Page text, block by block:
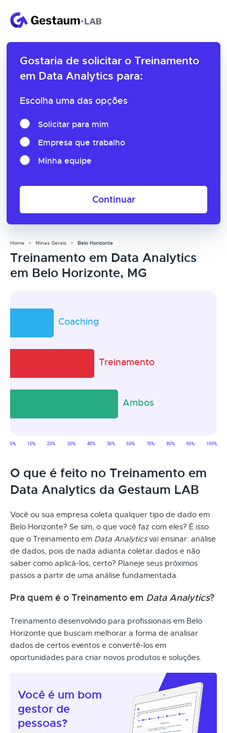
Gostaria de solicitar o Treinamento
em Data Analytics para:
Escolha uma das opções
Solicitar para mim
Empresa que trabalho
Minha equipe
Continuar
Home Minas Gerais Belo Horizonte
Treinamento em Data Analytics
em Belo Horizonte, MG
O que é feito no Treinamento em
Data Analytics da Gestaum LAB
Você ou sua empresa coleta qualquer tipo de dado em
Belo Horizonte? Se sim, o que você faz com eles? É isso
que o Treinamento em Data Analyticsvai ensinar: análise
de dados, pois de nada adianta coletar dados e não
saber como aplicá-los, certo? Planeje seus próximos
passos a partir de uma análise fundamentada.
Pra quem é o Treinamento em Data Analytics?
Treinamento desenvolvido para profissionais em Belo
Horizonte que buscam melhorar a forma de analisar
dados de certos eventos e convertê-los em
oportunidades para criar novos produtos e soluções.
Você é um bom
gestor de
pessoas?